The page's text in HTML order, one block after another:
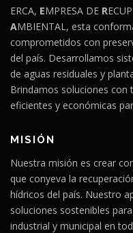
ERCA, EMPRESA DE R
AMBIENTAL, esta
comprometidos con
del país. Desarrollamos
de aguas residuales y
Brindamos soluciones con
eficientes y económicas
MISIÓN
Nuestra misión es crear
que conyeva la
hídricos del país. Nuestro
soluciones sostenibles
industrial y municipal en